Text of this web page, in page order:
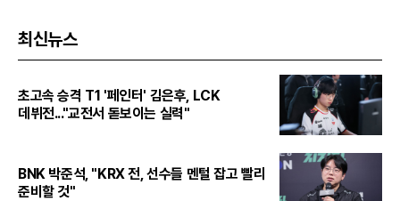
최신뉴스
초고속 승격 T1 '페인터' 김은후, LCK
데뷔전..."교전서 돋보이는 실력"
BNK 박준석, "KRX 전, 선수들 멘털 잡고 빨리
준비할 것"